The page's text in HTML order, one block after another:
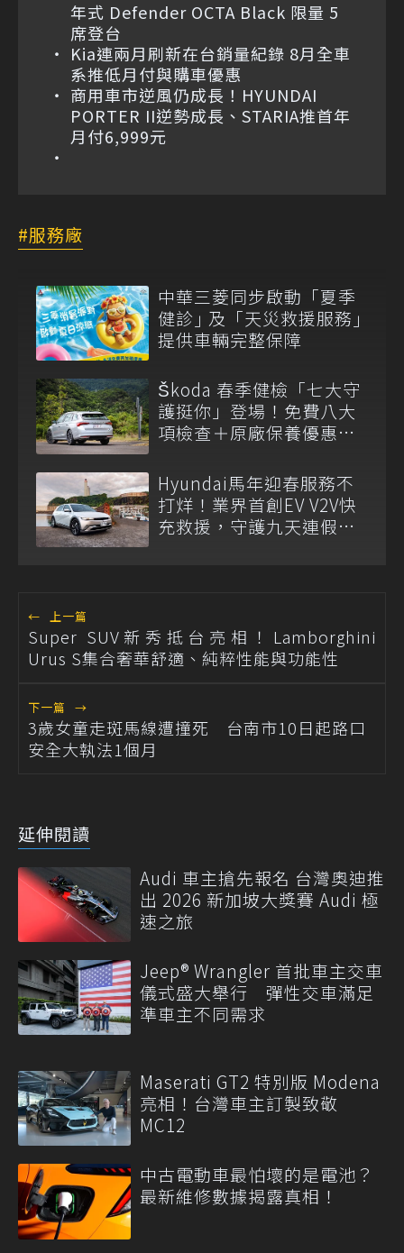
年式 Defender OCTA Black 限量 5
席登台
Kia連兩月刷新在台銷量紀錄 8月全車
系推低月付與購車優惠
商用車市逆風仍成長！HYUNDAI
PORTER II逆勢成長、STARIA推首年
月付6,999元
服務廠
中華三菱同步啟動「夏季
健診｣ 及「天災救援服務｣
提供車輛完整保障
Škoda 春季健檢「七大守
護挺你」登場！免費八大
項檢查＋原廠保養優惠同
Hyundai馬年迎春服務不
打烊！業界首創EV V2V快
充救援，守護九天連假走
← 上一篇
Super SUV新秀抵台亮相！Lamborghini
Urus S集合奢華舒適、純粹性能與功能性
下一篇 →
3歲女童走斑馬線遭撞死 台南市10日起路口
安全大執法1個月
延伸閱讀
Audi 車主搶先報名 台灣奧迪推
出 2026 新加坡大獎賽 Audi 極
速之旅
Jeep® Wrangler 首批車主交車
儀式盛大舉行 彈性交車滿足
準車主不同需求
Maserati GT2 特別版 Modena
亮相！台灣車主訂製致敬
MC12
中古電動車最怕壞的是電池？
最新維修數據揭露真相！